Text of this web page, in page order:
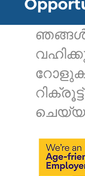
റിക്രൂട്ട്